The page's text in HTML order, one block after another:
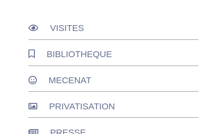
VISITES
BIBLIOTHEQUE
MECENAT
PRIVATISATION